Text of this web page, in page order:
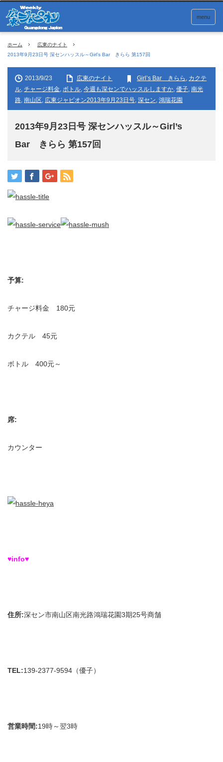
menu
ホーム
広東のナイト
2013年9月23日号 深センハッスル～Girl’s Bar きらら 第157回
2013/9/23 広東のナイト Girl’s Bar きらら , カクテ
ル, チャージ料金, ボトル, 今週も深センでハッスルしますか, 優子, 南光
路, 南山区, 広東ジャピオン2013年9月23日号, 深セン, 鴻瑞花園
2013年9月23日号 深センハッスル～Girl’s
Bar きらら 第157回
予算:
チャージ料金 180元
カクテル 45元
ボトル 400元～
席:
カウンター
♥info♥
住所:深セン市南山区南光路鴻瑞花園3期25号商舗
TEL:139-2377-9594（優子）
営業時間:19時～翌3時